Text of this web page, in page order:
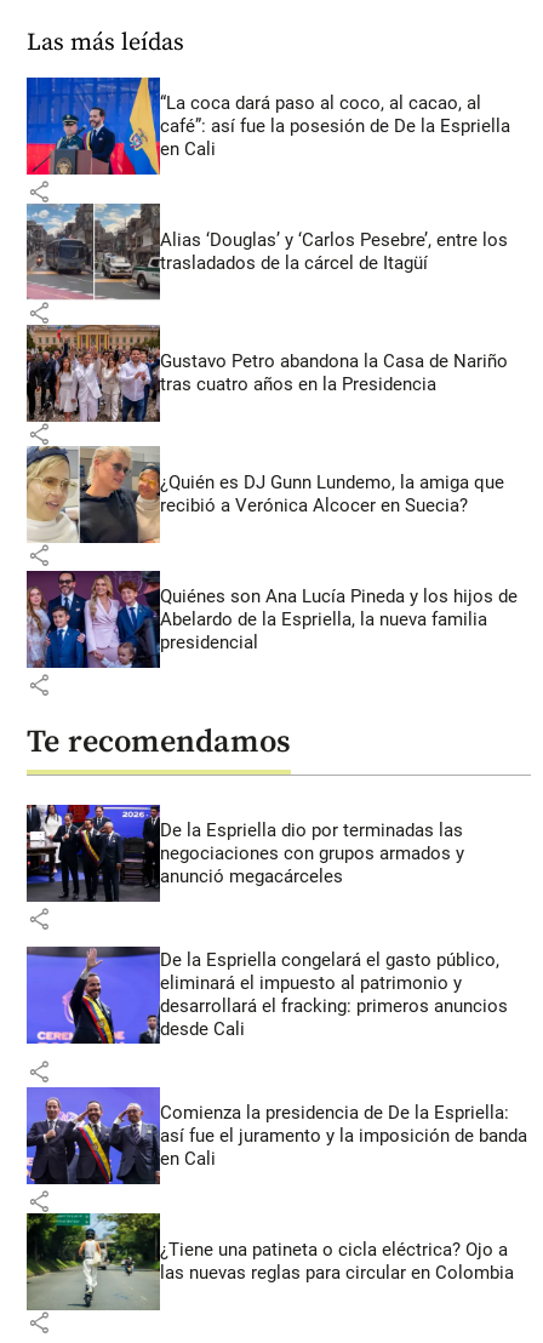
Las más leídas
“La coca dará paso al coco, al cacao, al
café”: así fue la posesión de De la Espriella
en Cali
share
Alias ‘Douglas’ y ‘Carlos Pesebre’, entre los
trasladados de la cárcel de Itagüí
share
Gustavo Petro abandona la Casa de Nariño
tras cuatro años en la Presidencia
share
¿Quién es DJ Gunn Lundemo, la amiga que
recibió a Verónica Alcocer en Suecia?
share
Quiénes son Ana Lucía Pineda y los hijos de
Abelardo de la Espriella, la nueva familia
presidencial
share
Te recomendamos
De la Espriella dio por terminadas las
negociaciones con grupos armados y
anunció megacárceles
share
De la Espriella congelará el gasto público,
eliminará el impuesto al patrimonio y
desarrollará el fracking: primeros anuncios
desde Cali
share
Comienza la presidencia de De la Espriella:
así fue el juramento y la imposición de banda
en Cali
share
¿Tiene una patineta o cicla eléctrica? Ojo a
las nuevas reglas para circular en Colombia
share